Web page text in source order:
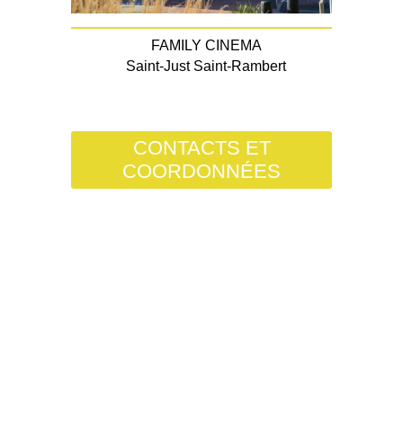
FAMILY CINEMA
Saint-Just Saint-Rambert
CONTACTS ET
COORDONNÉES